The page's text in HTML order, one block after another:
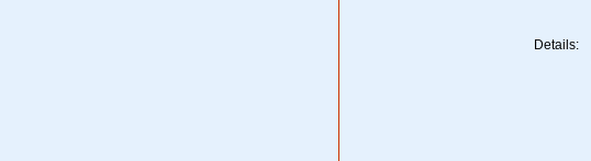
Details: